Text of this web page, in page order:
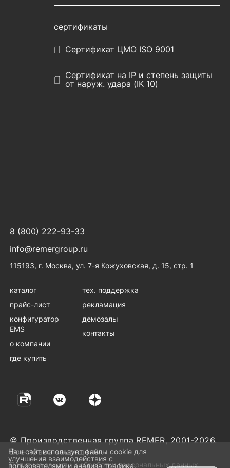
сертификаты
Сертификат ЦМО ISO 9001
Сертификат на IP и степень защиты
от наруж. удара (IK 10)
8 (800) 222-93-33
info@remergroup.ru
115193, г. Москва, ул. 7-я Кожуховская, д. 15, стр. 1
каталог
прайс-лист
конфигуратор
EMS
о компании
где купить
тех. поддержка
рекламация
демозалы
контакты
© Производственная группа REMER, 2001-2026.
Все права защищены.
Политика защиты и обработки персональных данных
Наш сайт использует файлы cookie для
улучшения взаимодействия с
пользователями и анализа трафика.